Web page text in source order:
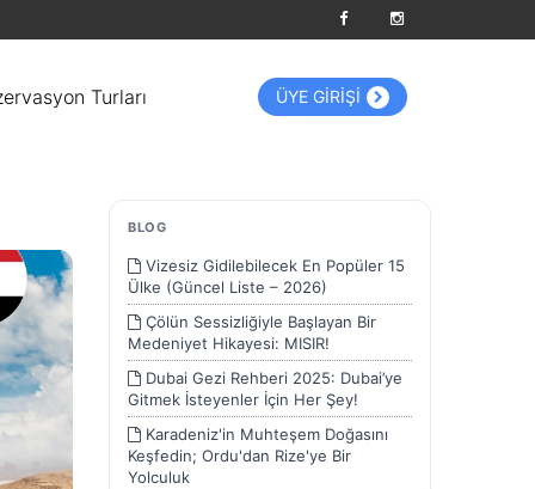
Turları ÜYE GİRİŞİ
BLOG
Vizesiz Gidilebilecek En Popüler 15
Ülke (Güncel Liste – 2026)
Çölün Sessizliğiyle Başlayan Bir
Medeniyet Hikayesi: MISIR!
Dubai Gezi Rehberi 2025: Dubai’ye
Gitmek İsteyenler İçin Her Şey!
Karadeniz'in Muhteşem Doğasını
Keşfedin; Ordu'dan Rize'ye Bir
Yolculuk